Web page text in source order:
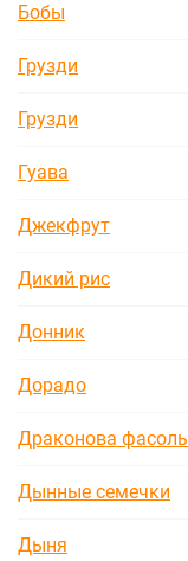
Бобы
Грузди
Грузди
Гуава
Джекфрут
Дикий рис
Донник
Дорадо
Драконова фасоль
Дынные семечки
Дыня